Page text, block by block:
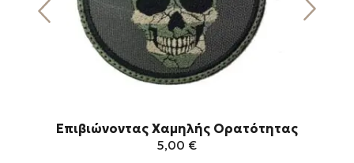
Επιβιώνοντας Χαμηλής Ορατότητας
5,00 €